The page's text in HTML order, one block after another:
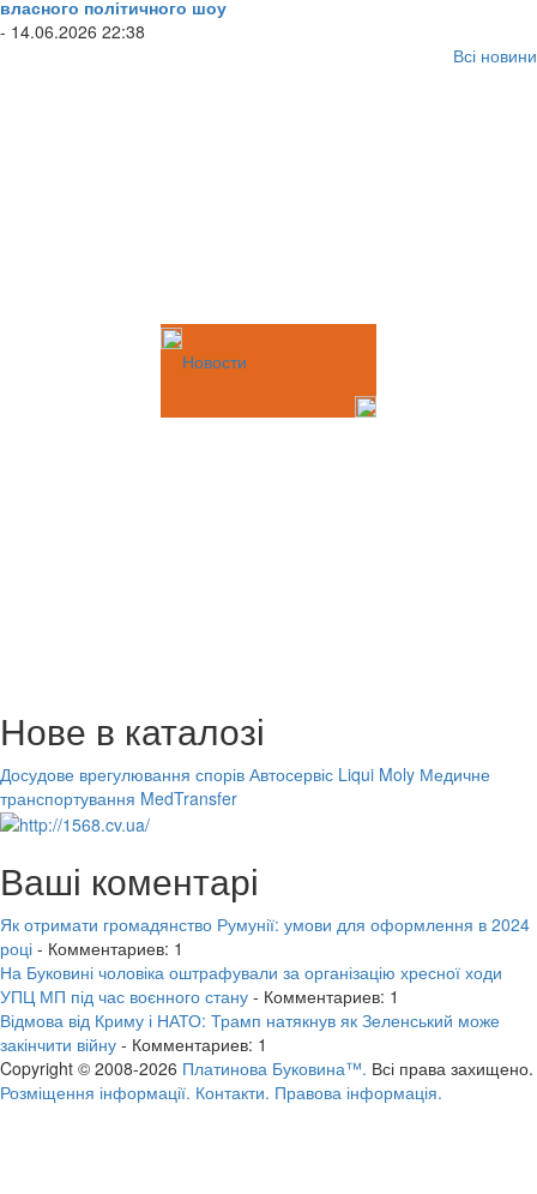
власного політичного шоу
- 14.06.2026 22:38
Всі новини
Новости
Нове в каталозі
Досудове врегулювання спорів Автосервіс Liqui Moly Медичне
транспортування MedTransfer
Ваші коментарі
Як отримати громадянство Румунії: умови для оформлення в 2024
році - Комментариев: 1
На Буковині чоловіка оштрафували за організацію хресної ходи
УПЦ МП під час воєнного стану - Комментариев: 1
Відмова від Криму і НАТО: Трамп натякнув як Зеленський може
закінчити війну - Комментариев: 1
Copyright © 2008-2026 Платинова Буковина™. Всі права захищено.
Розміщення інформації. Контакти. Правова інформація.